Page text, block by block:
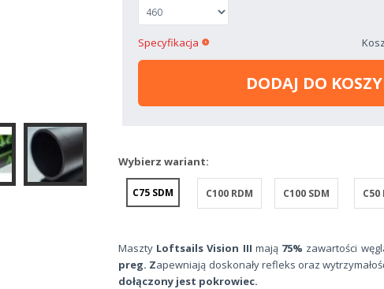
Specyfikacja
DODAJ DO
Wybierz wariant:
C75 SDM C100 RDM C100 SDM C50
Maszty Loftsails Vision III mają 75% zawartości
preg. Zapewniają doskonały refleks oraz
dołączony jest pokrowiec.